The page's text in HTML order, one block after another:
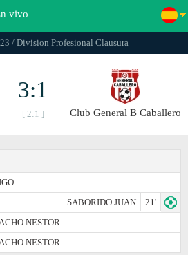
vivo
/ Division Profesional Clausura
3:1
[ 2:1 ] Club General B Caballero
SABORIDO JUAN
21'
NESTOR
NESTOR